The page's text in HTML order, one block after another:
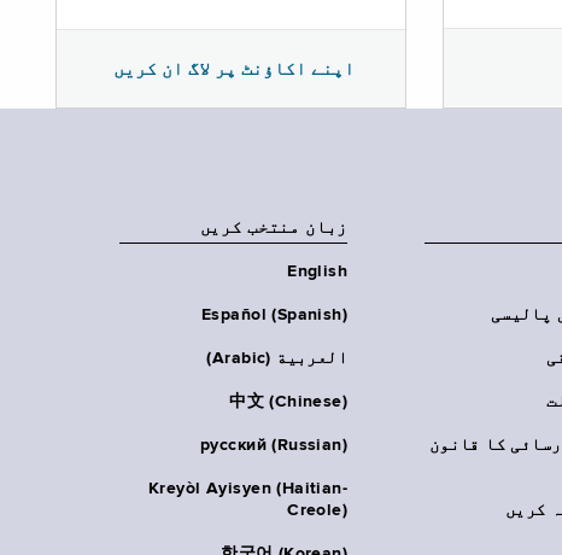
اپنے اکاؤنٹ پر لاگ ان کریں
پالیسی
رسائی کا قانون
کریں
زبان منتخب کریں
English
Español (Spanish)
العربية (Arabic)
中文 (Chinese)
русский (Russian)
Kreyòl Ayisyen (Haitian-
Creole)